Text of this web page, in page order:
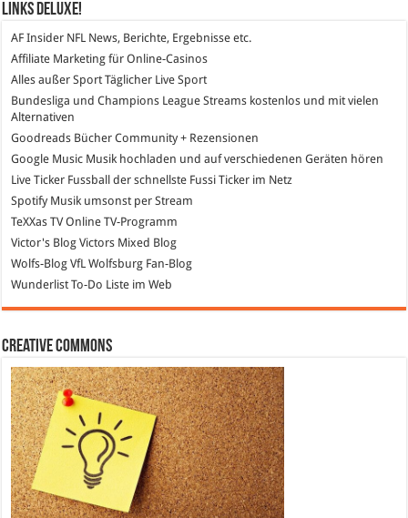
Links DeLuXe!
AF Insider NFL News, Berichte, Ergebnisse etc.
Affiliate Marketing für Online-Casinos
Alles außer SportTäglicher Live Sport
Bundesliga und Champions League Streams kostenlos und mit vielen
Alternativen
Goodreads Bücher Community + Rezensionen
Google Music Musik hochladen und auf verschiedenen Geräten hören
Live Ticker Fussball
der schnellste Fussi Ticker im Netz
SpotifyMusik umsonst per Stream
TeXXas TVOnline TV-Programm
Victor's Blog Victors Mixed Blog
Wolfs-Blog VfL Wolfsburg Fan-Blog
WunderlistTo-Do Liste im Web
Creative Commons